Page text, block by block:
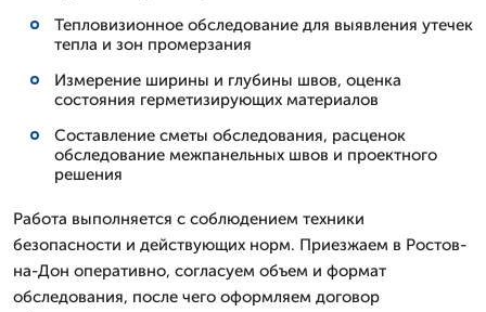
Тепловизионное обследование для выявления утечек
тепла и зон промерзания
Измерение ширины и глубины швов, оценка
состояния герметизирующих материалов
Составление сметы обследования, расценок
обследование межпанельных швов и проектного
решения
Работа выполняется с соблюдением техники
безопасности и действующих норм. Приезжаем в Ростов-
на-Дон оперативно, согласуем объем и формат
обследования, после чего оформляем договор